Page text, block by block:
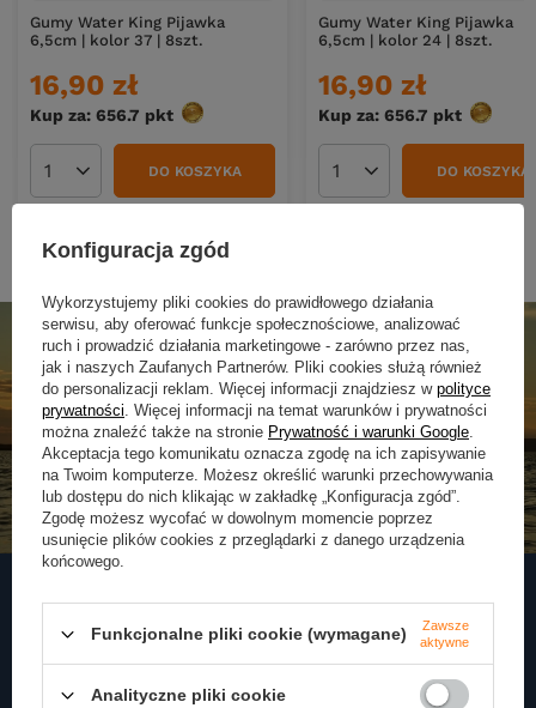
Gumy Water King Pijawka
6,5cm | kolor 37 | 8szt.
16,90 zł
Kup za: 656.7 pkt punktów
Ilość produktówDO KOSZYKA
Gumy Water King Pijawka
6,5cm | kolor 24 | 8szt.
16,90 zł
Kup za: 656.7 pkt
Ilość produktówDO KOSZYKA
Zapisz się do naszego
Newslettera
Konfiguracja zgód
Wykorzystujemy pliki cookies do prawidłowego działania
serwisu, aby oferować funkcje społecznościowe, analizować
ruch i prowadzić działania marketingowe - zarówno przez nas,
jak i naszych Zaufanych Partnerów. Pliki cookies służą również
do personalizacji reklam. Więcej informacji znajdziesz w polityce
prywatności . Więcej informacji na temat warunków i prywatności
można znaleźć także na stronie Prywatność i warunki Google
Akceptacja tego komunikatu oznacza zgodę na ich zapisywanie
na Twoim komputerze. Możesz określić warunki przechowywania
lub dostępu do nich klikając w zakładkę „Konfiguracja zgód”.
Zgodę możesz wycofać w dowolnym momencie poprzez
usunięcie plików cookies z przeglądarki z danego urządzenia
końcowego.
Funkcjonalne pliki cookie (wymagane)
Zawsze
aktywne
Analityczne pliki cookie